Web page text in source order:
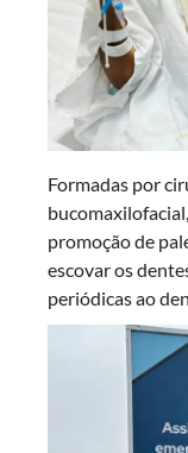
Formadas por
promoção de
escovar os
periódicas ao